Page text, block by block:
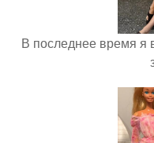
В последнее время я